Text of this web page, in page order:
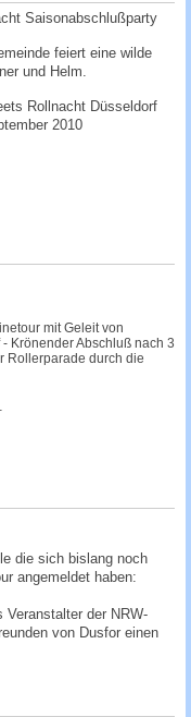
Saisonabschlußparty
feiert eine wilde
und Helm.
Rollnacht Düsseldorf
2010
mit Geleit von
Krönender Abschluß nach 3
Rollerparade durch die
die sich bislang noch
angemeldet haben:
Veranstalter der NRW-
von Dusfor einen